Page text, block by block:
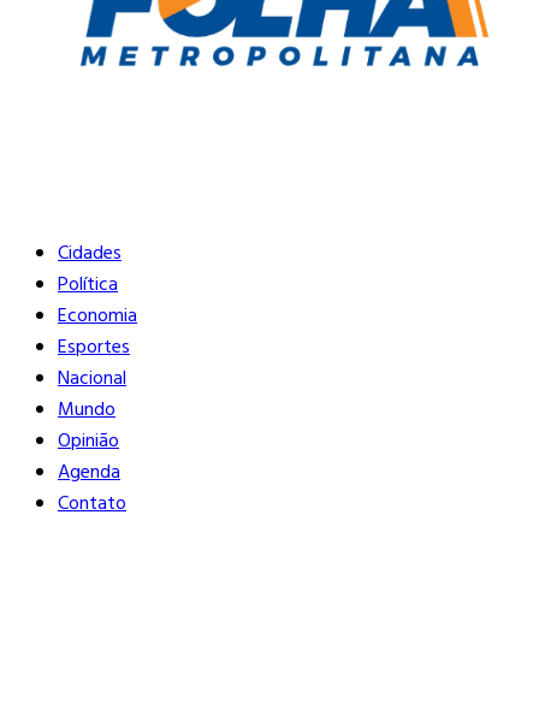
Buscar
Cidades
Política
Economia
Esportes
Nacional
Mundo
Opinião
Agenda
Contato